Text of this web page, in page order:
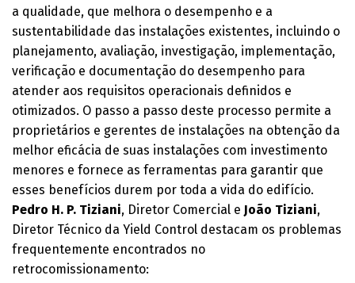
a qualidade, que melhora o desempenho e a
sustentabilidade das instalações existentes, incluindo o
planejamento, avaliação, investigação, implementação,
verificação e documentação do desempenho para
atender aos requisitos operacionais definidos e
otimizados. O passo a passo deste processo permite a
proprietários e gerentes de instalações na obtenção da
melhor eficácia de suas instalações com investimento
menores e fornece as ferramentas para garantir que
esses benefícios durem por toda a vida do edifício.
Pedro H. P. Tiziani, Diretor Comercial e João Tiziani,
Diretor Técnico da Yield Control destacam os problemas
frequentemente encontrados no
retrocomissionamento: